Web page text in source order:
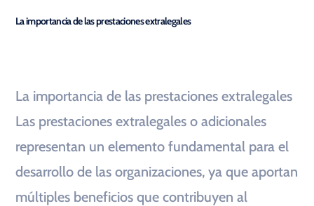
La importancia de las prestaciones extralegales
La importancia de las prestaciones extralegales
Las prestaciones extralegales o adicionales
representan un elemento fundamental para el
desarrollo de las organizaciones, ya que aportan
múltiples beneficios que contribuyen al